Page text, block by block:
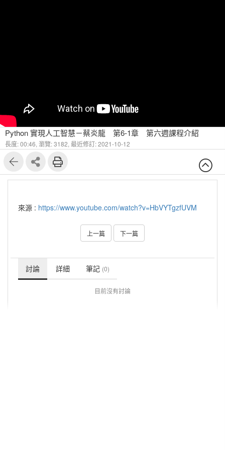
Python 實現人工智慧－蔡炎龍 第6-1章 第六週課程介紹
長度: 00:46, 瀏覽: 3182, 最近修訂: 2021-10-12
來源 : https://www.youtube.com/watch?v=HbVYTgzfUVM
上一篇 下一篇
討論 詳細 筆記 (0)
目前沒有討論